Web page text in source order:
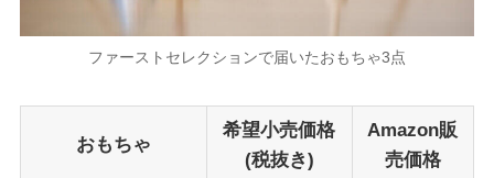
ファーストセレクションで届いたおもちゃ3点
おもちゃ
希望小売価格
(税抜き)
Amazon販
売価格